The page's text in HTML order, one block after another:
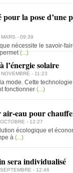
la pose d’une
- 09:39
nécessite le savoir-
(...)
solaire
- 11:23
mode. Cette
fonctionner (...)
eau pour
- 12:27
écologique et
à (...)
sera individualisé
- 12:46